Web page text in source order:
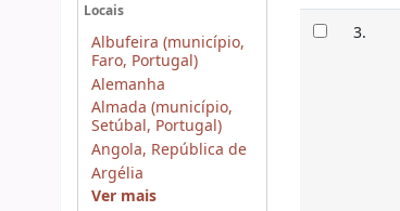
Locais
Albufeira (município,
Faro, Portugal)
Alemanha
Almada (município,
Setúbal, Portugal)
Angola, República de
Argélia
Ver mais
3.